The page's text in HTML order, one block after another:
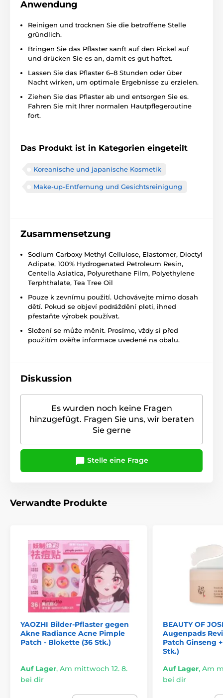
Anwendung
Reinigen und trocknen Sie die betroffene Stelle
gründlich.
Bringen Sie das Pflaster sanft auf den Pickel auf
und drücken Sie es an, damit es gut haftet.
Lassen Sie das Pflaster 6–8 Stunden oder über
Nacht wirken, um optimale Ergebnisse zu erzielen.
Ziehen Sie das Pflaster ab und entsorgen Sie es.
Fahren Sie mit Ihrer normalen Hautpflegeroutine
fort.
Das Produkt ist in Kategorien eingeteilt
Koreanische und japanische Kosmetik
Make-up-Entfernung und Gesichtsreinigung
Zusammensetzung
Sodium Carboxy Methyl Cellulose, Elastomer, Dioctyl
Adipate, 100% Hydrogenated Petroleum Resin,
Centella Asiatica, Polyurethane Film, Polyethylene
Terphthalate, Tea Tree Oil
Pouze k zevnímu použití. Uchovávejte mimo dosah
dětí. Pokud se objeví podráždění pleti, ihned
přestaňte výrobek používat.
Složení se může měnit. Prosíme, vždy si před
použitím ověřte informace uvedené na obalu.
Diskussion
Es wurden noch keine Fragen
hinzugefügt. Fragen Sie uns, wir beraten
Sie gerne
Stelle eine Frage
Verwandte Produkte
YAOZHI Bilder-Pflaster gegen
Akne Radiance Acne Pimple
Patch - Blokette (36 Stk.)
Auf Lager, Am mittwoch 12. 8.
bei dir
BEAUTY OF
Augenpads
Patch Ginseng
Stk.)
Auf Lager, Am
bei dir